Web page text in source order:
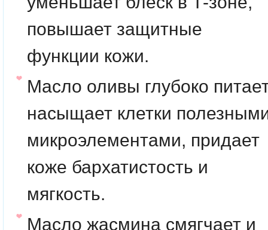
повышает защитные
функции кожи.
Масло оливы глубоко
насыщает клетки
микроэлементами, придает
коже бархатистость и
мягкость.
Масло жасмина смягчает и